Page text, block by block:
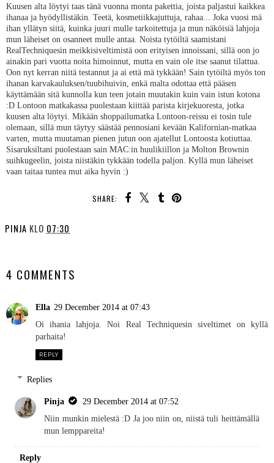
Kuusen alta löytyi taas tänä vuonna monta pakettia, joista paljastui kaikkea
ihanaa ja hyödyllistäkin. Teetä, kosmetiikkajuttuja, rahaa... Joka vuosi mä
ihan yllätyn siitä, kuinka juuri mulle tarkoitettuja ja mun näköisiä lahjoja
mun läheiset on osanneet mulle antaa. Noista tytöiltä saamistani
RealTechniquesin meikkisiveltimistä oon erityisen innoissani, sillä oon jo
ainakin pari vuotta noita himoinnut, mutta en vain ole itse saanut tilattua.
Oon nyt kerran niitä testannut ja ai että mä tykkään! Sain tytöiltä myös ton
ihanan karvakauluksen/tuubihuivin, enkä malta odottaa että pääsen
käyttämään sitä kunnolla kun teen jotain muutakin kuin vain istun kotona
:D Lontoon matkakassa puolestaan kiittää parista kirjekuoresta, jotka
kuusen alta löytyi. Mikään shoppailumatka Lontoon-reissu ei tosin tule
olemaan, sillä mun täytyy säästää pennosiani kevään Kalifornian-matkaa
varten, mutta muutaman pienen jutun oon ajatellut Lontoosta kotiuttaa.
Sisaruksiltani puolestaan sain MAC:in huulikiillon ja Molton Brownin
suihkugeelin, joista niistäkin tykkään todella paljon. Kyllä mun läheiset
vaan taitaa tuntea mut aika hyvin :)
SHARE:
PINJA KLO 07:30
4 COMMENTS
Ella 29 December 2014 at 07:43
Oi ihania lahjoja. Noi Real Techniquesin siveltimet on kyllä
parhaita!
REPLY
Replies
Pinja
29 December 2014 at 07:52
Niin munkin mielestä :D Ja joo niin on, niistä tuli heittämällä
mun lemppareita!
Reply